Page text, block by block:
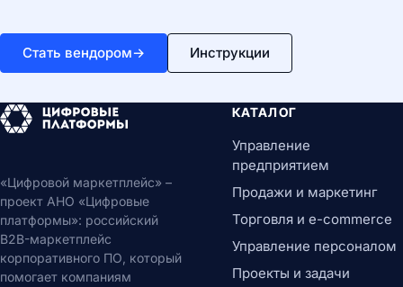
Стать вендором→ Инструкции
«Цифровой маркетплейс» –
проект АНО «Цифровые
платформы»: российский
B2B-маркетплейс
корпоративного ПО, который
помогает компаниям
КАТАЛОГ
Управление
предприятием
Продажи и маркетинг
Торговля и e-commerce
Управление персоналом
Проекты и задачи